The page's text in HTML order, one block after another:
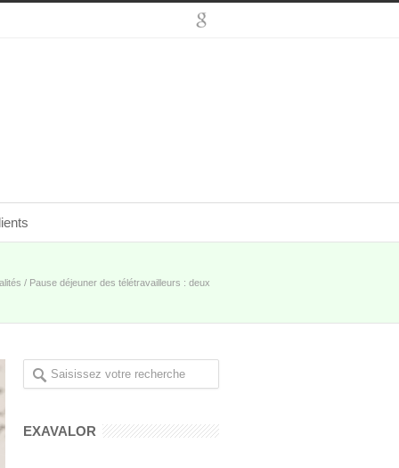
/ Pause déjeuner des télétravailleurs : deux
points à surveiller
EXAVALOR